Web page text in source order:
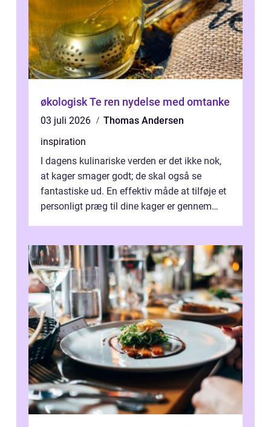
økologisk Te ren nydelse med omtanke
03 juli 2026
Thomas Andersen
inspiration
I dagens kulinariske verden er det ikke nok,
at kager smager godt; de skal også se
fantastiske ud. En effektiv måde at tilføje et
personligt præg til dine kager er gennem